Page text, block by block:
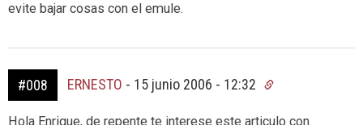
evite bajar cosas con el emule.
#008 ERNESTO - 15 junio 2006 - 12:32
Hola Enrique, de repente te interese este articulo con